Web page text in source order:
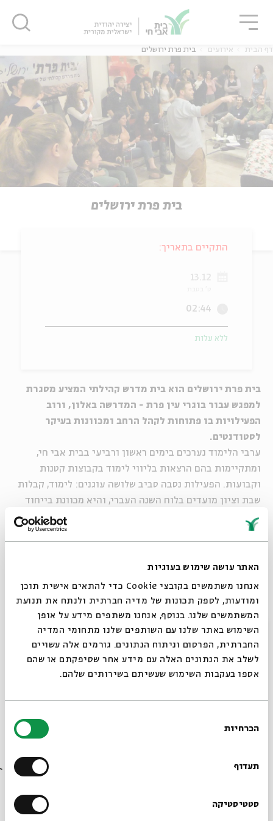
האתר עושה שימוש בעוגיות
אנחנו משתמשים בקובצי Cookie כדי להתאים אישית תוכן
ומודעות, לספק תכונות של מדיה חברתית ולנתח את תנועת
המשתמשים שלנו. בנוסף, אנחנו משתפים מידע על אופן
השימוש באתר שלנו עם השותפים שלנו מתחומי המדיה
החברתית, הפרסום וניתוח הנתונים. גורמים אלה עשויים
לשלב את הנתונים האלה עם מידע אחר שסיפקתם או שהם
אספו בעקבות השימוש שעשיתם בשירותים שלהם.
הסכמה
הכרחיות
תעדוף
סטטיסטיקה
דף הבית אירועים בית פרת ירושלים
בית פרת ירושלים
בית פרת ירושלים הוא בית מדרש קהילתי המציע מסגרת
למפגש עבור בוגרי עין פרת - המדרשה באלון, ורוב
הפעילויות בו פתוחות לקהל הרחב ומכוונות בעיקר
לסטודנטים.
ערבי הלימוד נערכים בימים ראשון ורביעי בבית אבי חי,
ומתקיימות בהם הרצאות בליווי לימוד בקבוצות קטנות
וקבועות. הפעילות נסבה סביב שלושה עוגנים: לימוד, קבלות
שבת וציון מועדים בלוח השנה העברי, והיא מכוונת בייחוד
לאלה המעוניינים להעמיק במורכבויות הטמונות בזהות
היהודית-ישראלית המודרנית ולקחת חלק פעיל ביצירת
המעוניינים להיות חלק מבית המדרש מוזמנים להגיע
בקביעות לפעילויות, וכך לחוות לעומק את המפגש עם
התכנים, עם הרעיונות ועם האנשים.
אפשר למצוא אותנו בפייסבוק בקבוצה "בית פרת - ירושלים"
או באתר: midrasha.einprat.org
ימי ראשון ורביעי מהשעה 18:30
בית פרת – ירושלים // midrasha.einprat.org
מחיר: 15 ₪ למפגש
התקיים בתאריך:
13.12
02:44
ללא עלות
סגור
סגור